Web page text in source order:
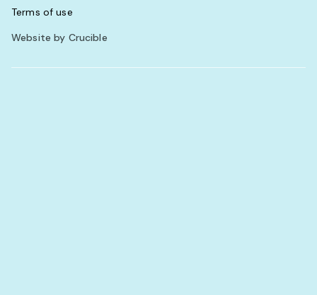
Terms of use
Website by Crucible